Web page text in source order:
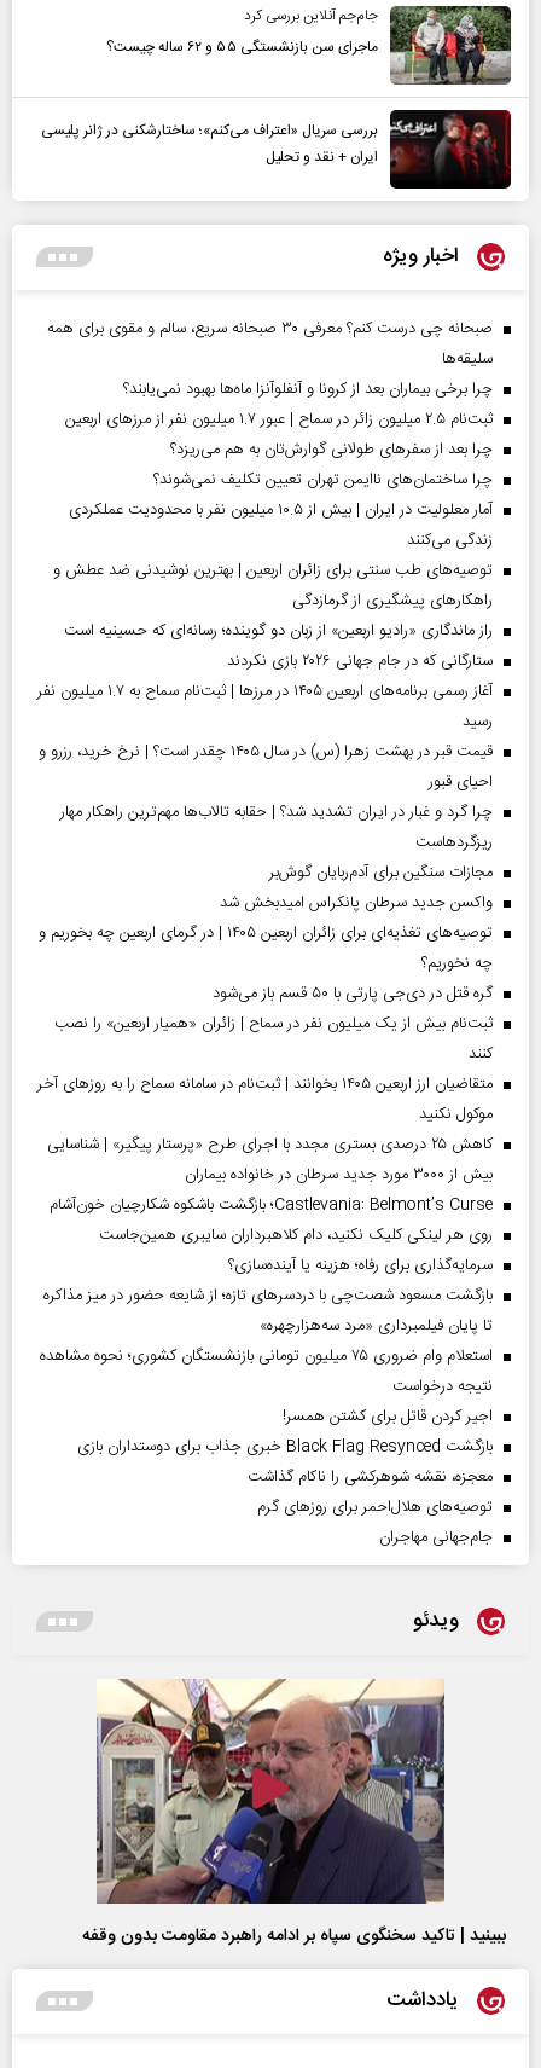
جام‌جم آنلاین بررسی کرد
ماجرای سن بازنشستگی ۵۵ و ۶۲ ساله چیست؟
بررسی سریال «اعتراف می‌کنم»؛ ساختارشکنی در ژانر پلیسی
ایران + نقد و تحلیل
اخبار ویژه
صبحانه چی درست کنم؟ معرفی ۳۰ صبحانه سریع، سالم و مقوی برای همه
سلیقه‌ها
چرا برخی بیماران بعد از کرونا و آنفلوآنزا ماه‌ها بهبود نمی‌یابند؟
ثبت‌نام ۲.۵ میلیون زائر در سماح | عبور ۱.۷ میلیون نفر از مرز‌های اربعین
چرا بعد از سفرهای طولانی گوارش‌تان به هم می‌ریزد؟
چرا ساختمان‌های ناایمن تهران تعیین تکلیف نمی‌شوند؟
آمار معلولیت در ایران | بیش از ۱۰.۵ میلیون نفر با محدودیت عملکردی
زندگی می‌کنند
توصیه‌های طب سنتی برای زائران اربعین | بهترین نوشیدنی ضد عطش و
راهکارهای پیشگیری از گرمازدگی
راز ماندگاری «رادیو اربعین» از زبان دو گوینده؛ رسانه‌ای که حسینیه است
ستارگانی که در جام جهانی ۲۰۲۶ بازی نکردند
آغاز رسمی برنامه‌های اربعین ۱۴۰۵ در مرز‌ها | ثبت‌نام سماح به ۱.۷ میلیون نفر
رسید
قیمت قبر در بهشت زهرا (س) در سال ۱۴۰۵ چقدر است؟ | نرخ خرید، رزرو و
احیای قبور
چرا گرد و غبار در ایران تشدید شد؟ | حقابه تالاب‌ها مهم‌ترین راهکار مهار
ریزگردهاست
مجازات سنگین برای آدم‌ربایان گوش‌بر
واکسن جدید سرطان پانکراس امیدبخش شد
توصیه‌های تغذیه‌ای برای زائران اربعین ۱۴۰۵ | در گرمای اربعین چه بخوریم و
چه نخوریم؟
گره قتل در دی‌جی پارتی با ۵۰ قسم باز می‌شود
ثبت‌نام بیش از یک میلیون نفر در سماح | زائران «همیار اربعین» را نصب
کنند
متقاضیان ارز اربعین ۱۴۰۵ بخوانند | ثبت‌نام در سامانه سماح را به روز‌های آخر
موکول نکنید
کاهش ۲۵ درصدی بستری مجدد با اجرای طرح «پرستار پیگیر» | شناسایی
بیش از ۳۰۰۰ مورد جدید سرطان در خانواده بیماران
Castlevania: Belmont’s Curse؛ بازگشت باشکوه شکارچیان خون‌آشام
روی هر لینکی کلیک نکنید، دام کلاهبرداران سایبری همین‌جاست
سرمایه‌گذاری برای رفاه؛ هزینه یا آینده‌سازی؟
بازگشت مسعود شصت‌چی با دردسر‌های تازه؛ از شایعه حضور در میز مذاکره
تا پایان فیلمبرداری «مرد سه‌هزارچهره»
استعلام وام ضروری ۷۵ میلیون تومانی بازنشستگان کشوری؛ نحوه مشاهده
نتیجه درخواست
اجیر کردن قاتل برای کشتن همسر!
بازگشت Black Flag Resynced خبری جذاب برای دوستداران بازی
معجزه، نقشه شوهرکشی را ناکام گذاشت
توصیه‌های هلال‌احمر برای روز‌های گرم
جام‌جهانی مهاجران
ویدئو
ببینید | تاکید سخنگوی سپاه بر ادامه راهبرد مقاومت بدون وقفه
یادداشت